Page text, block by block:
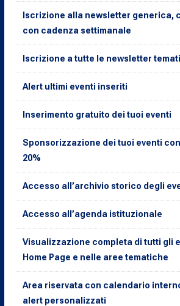
Iscrizione alla newsletter generica,
con cadenza settimanale
Iscrizione a tutte le newsletter
Alert ultimi eventi inseriti
Inserimento gratuito dei tuoi eventi
Sponsorizzazione dei tuoi eventi
20%
Accesso all’archivio storico degli
Accesso all’agenda istituzionale
Visualizzazione completa di tutti gli
Home Page e nelle aree tematiche
Area riservata con calendario
alert personalizzati